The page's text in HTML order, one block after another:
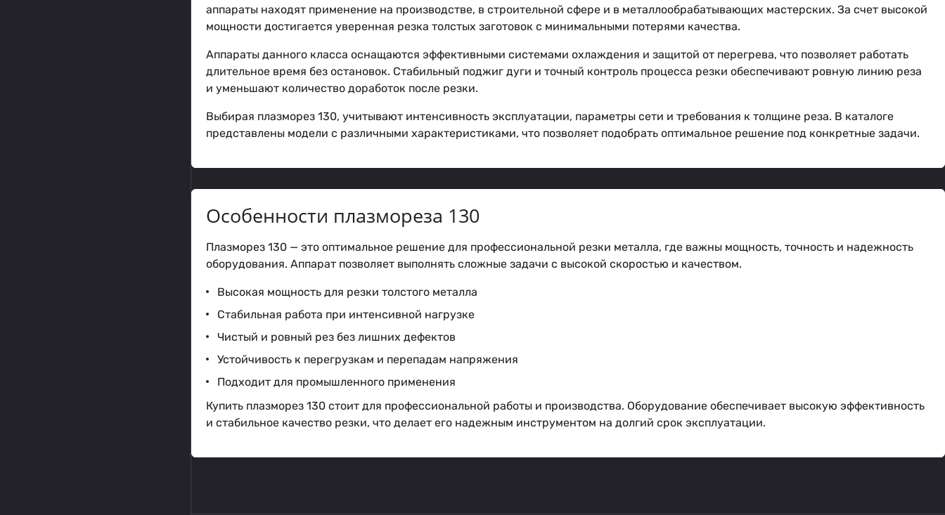
аппараты находят применение на производстве, в строительной сфере и в металлообрабатывающих мастерских. За счет высокой
мощности достигается уверенная резка толстых заготовок с минимальными потерями качества.
Аппараты данного класса оснащаются эффективными системами охлаждения и защитой от перегрева, что позволяет работать
длительное время без остановок. Стабильный поджиг дуги и точный контроль процесса резки обеспечивают ровную линию реза
и уменьшают количество доработок после резки.
Выбирая плазморез 130, учитывают интенсивность эксплуатации, параметры сети и требования к толщине реза. В каталоге
представлены модели с различными характеристиками, что позволяет подобрать оптимальное решение под конкретные задачи.
Особенности плазмореза 130
Плазморез 130 — это оптимальное решение для профессиональной резки металла, где важны мощность, точность и надежность
оборудования. Аппарат позволяет выполнять сложные задачи с высокой скоростью и качеством.
Высокая мощность для резки толстого металла
Стабильная работа при интенсивной нагрузке
Чистый и ровный рез без лишних дефектов
Устойчивость к перегрузкам и перепадам напряжения
Подходит для промышленного применения
Купить плазморез 130 стоит для профессиональной работы и производства. Оборудование обеспечивает высокую эффективность
и стабильное качество резки, что делает его надежным инструментом на долгий срок эксплуатации.